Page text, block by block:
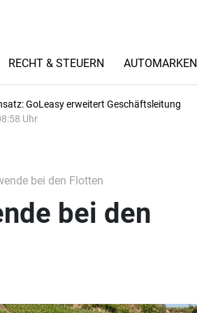
RECHT & STEUERN AUTOMARKEN
GoLeasy erweitert Geschäftsleitung
Uhr
bei den Flotten
bei den